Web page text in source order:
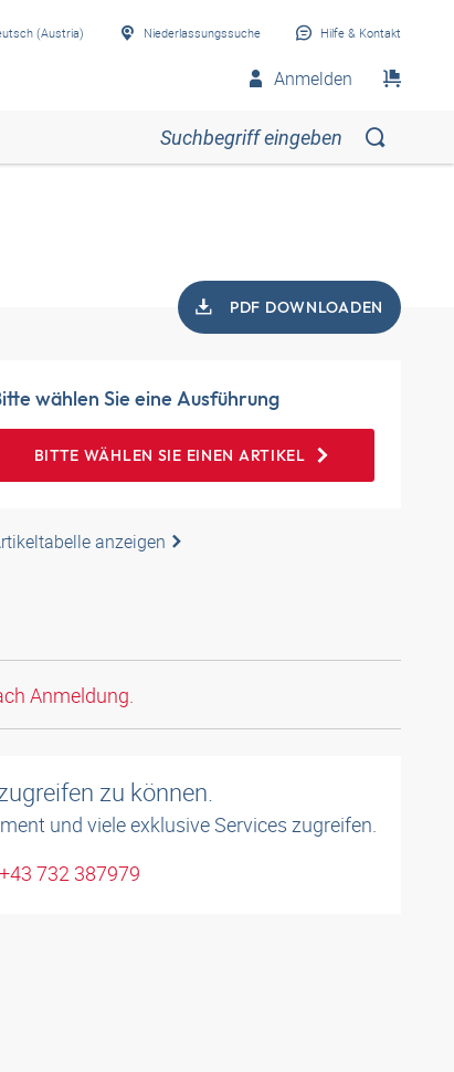
(Austria) Niederlassungssuche Hilfe & Kontakt
Anmelden
PDF DOWNLOADEN
wählen Sie eine Ausführung
BITTE WÄHLEN SIE EINEN ARTIKEL
anzeigen
Anmeldung.
zu können.
und viele exklusive Services zugreifen.
732 387979